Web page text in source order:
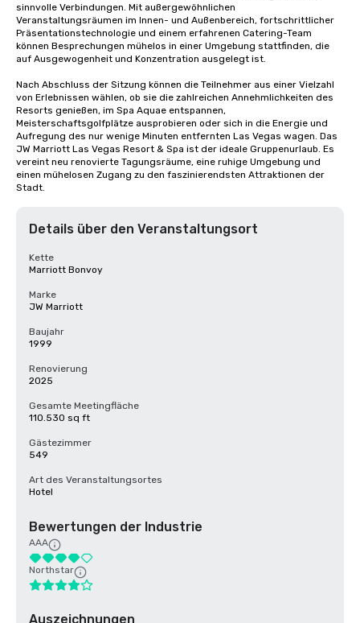
sinnvolle Verbindungen. Mit außergewöhnlichen
Veranstaltungsräumen im Innen- und Außenbereich, fortschrittlicher
Präsentationstechnologie und einem erfahrenen Catering-Team
können Besprechungen mühelos in einer Umgebung stattfinden, die
auf Ausgewogenheit und Konzentration ausgelegt ist.
Nach Abschluss der Sitzung können die Teilnehmer aus einer Vielzahl
von Erlebnissen wählen, ob sie die zahlreichen Annehmlichkeiten des
Resorts genießen, im Spa Aquae entspannen,
Meisterschaftsgolfplätze ausprobieren oder sich in die Energie und
Aufregung des nur wenige Minuten entfernten Las Vegas wagen. Das
JW Marriott Las Vegas Resort & Spa ist der ideale Gruppenurlaub. Es
vereint neu renovierte Tagungsräume, eine ruhige Umgebung und
einen mühelosen Zugang zu den faszinierendsten Attraktionen der
Stadt.
Details über den Veranstaltungsort
Kette
Marriott Bonvoy
Marke
JW Marriott
Baujahr
1999
Renovierung
2025
Gesamte Meetingfläche
110.530 sq ft
Gästezimmer
549
Art des Veranstaltungsortes
Hotel
Bewertungen der Industrie
AAA
Northstar
Auszeichnungen